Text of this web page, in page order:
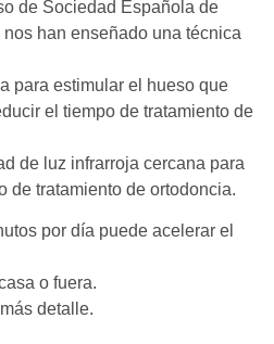
de Sociedad Española de
han enseñado una técnica
para estimular el hueso que
el tiempo de tratamiento de
de luz infrarroja cercana para
de tratamiento de ortodoncia.
por día puede acelerar el
o fuera.
detalle.